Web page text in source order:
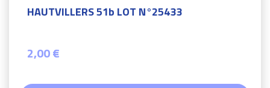
HAUTVILLERS 51b LOT N°25433
2,00 €